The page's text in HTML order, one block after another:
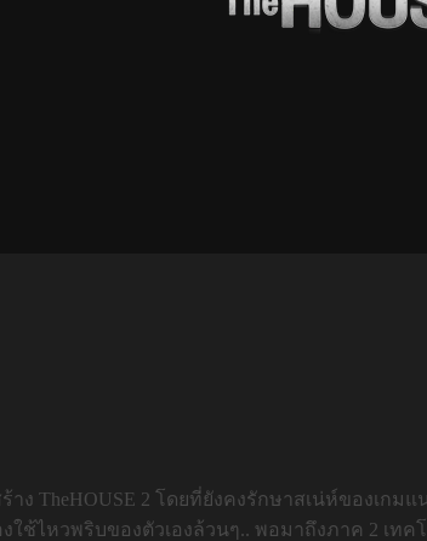
ง TheHOUSE 2 โดยที่ยังคงรักษาสเน่ห์ของเกม
ใช้ไหวพริบของตัวเองล้วนๆ.. พอมาถึงภาค 2 เ